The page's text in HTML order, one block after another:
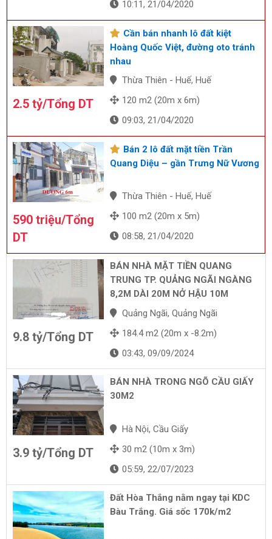
10:11, 21/04/2020
2.5 tỷ/Tổng DT
Cần bán nhanh lô đất kiệt
Hoàng Quốc Việt, đường oto tránh
nhau
Thừa Thiên - Huế, Huế
120 m2 (20m x 6m)
09:03, 21/04/2020
590 triệu/Tổng
DT
Bán 2 lô đất mặt tiền Trần
Quang Diệu – gần Trưng Nữ Vương
Thừa Thiên - Huế, Huế
100 m2 (20m x 5m)
08:58, 21/04/2020
9.8 tỷ/Tổng DT
BÁN NHÀ MẶT TIỀN QUANG
TRUNG TP. QUẢNG NGÃI NGÀNG
8,2M DÀI 20M NỞ HẬU 10M
Quảng Ngãi, Quảng Ngãi
184.4 m2 (20m x -8.2m)
03:43, 09/09/2024
3.9 tỷ/Tổng DT
BÁN NHÀ TRONG NGÕ CẦU GIẤY
30M2
Hà Nội, Cầu Giấy
30 m2 (10m x 3m)
05:59, 22/07/2023
Đất Hòa Thắng nằm ngay tại KDC
Bàu Trắng. Giá sốc 170k/m2